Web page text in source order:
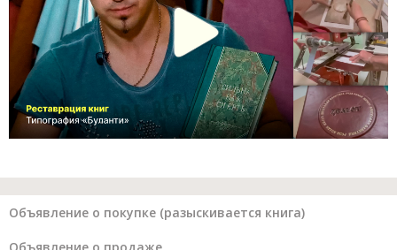
Объявление о покупке (разыскивается книга)